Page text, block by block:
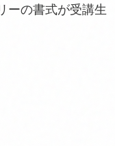
ーの書式が受講生